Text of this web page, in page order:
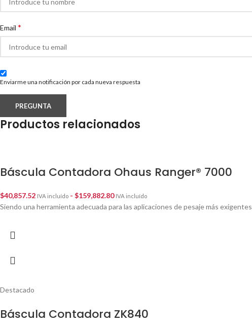
Email *
Enviarme una notificación por cada nueva respuesta
Productos relacionados
Báscula Contadora Ohaus Ranger® 7000
$40,857.52 IVA incluído - $159,882.80 IVA incluído
Siendo una herramienta adecuada para las aplicaciones de pesaje más
Destacado
Báscula Contadora ZK840